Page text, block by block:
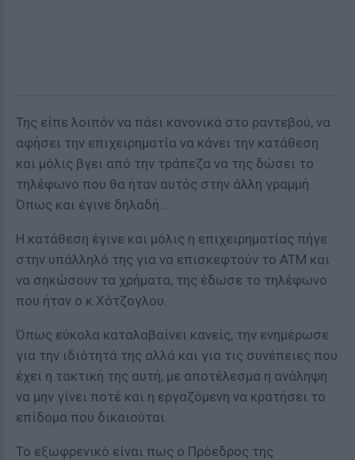
Της είπε λοιπόν να πάει κανονικά στο ραντεβού, να
αφήσει την επιχειρηματία να κάνει την κατάθεση
και μόλις βγει από την τράπεζα να της δώσει το
τηλέφωνο που θα ήταν αυτός στην άλλη γραμμή.
Όπως και έγινε δηλαδή...
Η κατάθεση έγινε και μόλις η επιχειρηματίας πήγε
στην υπάλληλό της για να επισκεφτούν το ATM και
να σηκώσουν τα χρήματα, της έδωσε το τηλέφωνο
που ήταν ο κ.Χότζογλου.
Όπως εύκολα καταλαβαίνει κανείς, την ενημέρωσε
για την ιδιότητά της αλλά και για τις συνέπειες που
έχει η τακτική της αυτή, με αποτέλεσμα η ανάληψη
να μην γίνει ποτέ και η εργαζόμενη να κρατήσει το
επίδομα που δικαιούται.
Το εξωφρενικό είναι πως ο Πρόεδρος της